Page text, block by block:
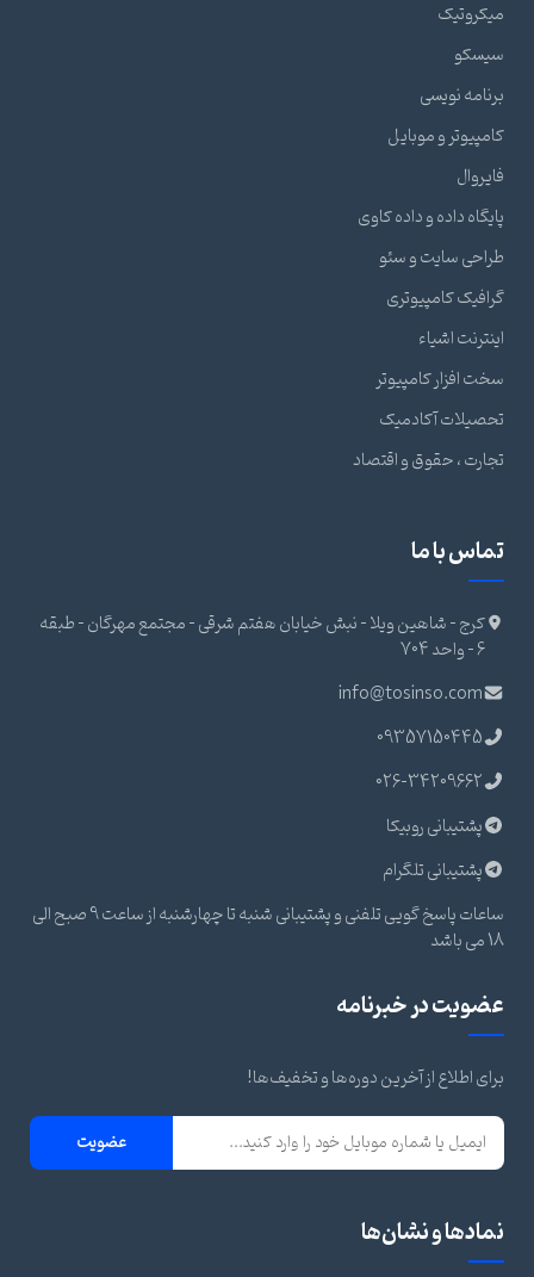
میکروتیک
سیسکو
برنامه نویسی
کامپیوتر و موبایل
فایروال
پایگاه داده و داده کاوی
طراحی سایت و سئو
گرافیک کامپیوتری
اینترنت اشیاء
سخت افزار کامپیوتر
تحصیلات آکادمیک
تجارت ، حقوق و اقتصاد
تماس با ما
کرج - شاهین ویلا - نبش خیابان هفتم شرقی - مجتمع مهرگان - طبقه
6 - واحد 704
info@tosinso.com
09357150445
026-34209662
پشتیبانی روبیکا
پشتیبانی تلگرام
ساعات پاسخ گویی تلفنی و پشتیبانی شنبه تا چهارشنبه از ساعت 9 صبح الی
18 می باشد
عضویت در خبرنامه
برای اطلاع از آخرین دوره‌ها و تخفیف‌ها!
عضویت
نمادها و نشان‌ها